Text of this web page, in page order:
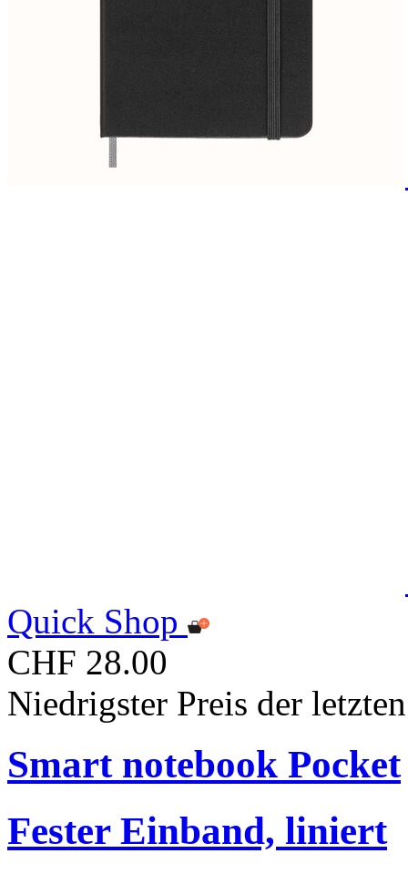
Quick Shop
CHF 28.00
Niedrigster Preis der
Smart notebook Pocket
Fester Einband, liniert